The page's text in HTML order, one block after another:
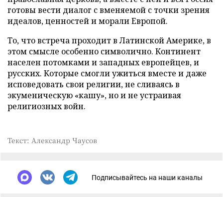
готовы вести диалог с вменяемой с точки зрения
идеалов, ценностей и морали Европой.
То, что встреча проходит в Латинской Америке, в
этом смысле особенно символично. Континент
населен потомками и западных европейцев, и
русских. Которые смогли ужиться вместе и даже
исповедовать свои религии, не сливаясь в
экуменическую «кашу», но и не устраивая
религиозных войн.
Текст: Александр Чаусов
Подписывайтесь на наши каналы